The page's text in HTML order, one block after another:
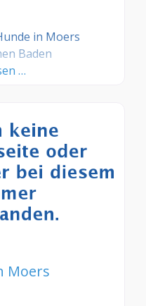
in Moers
Baden
…
Moers